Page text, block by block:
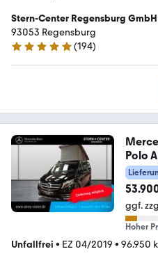
Stern-Center Regensburg GmbH
93053 Regensburg
5 Sterne
(194)
Polo
ggf.
Hoher
Unfallfrei • EZ 04/2019 • 96.950